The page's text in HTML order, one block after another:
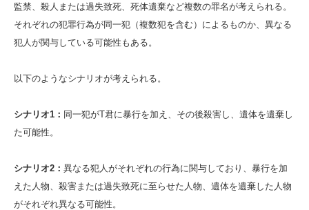
監禁、殺人または過失致死、死体遺棄など複数の罪名が考えられる。
それぞれの犯罪行為が同一犯（複数犯を含む）によるものか、異なる
犯人が関与している可能性もある。
以下のようなシナリオが考えられる。
シナリオ1： 同一犯がT君に暴行を加え、その後殺害し、遺体を遺棄し
た可能性。
シナリオ2： 異なる犯人がそれぞれの行為に関与しており、暴行を加
えた人物、殺害または過失致死に至らせた人物、遺体を遺棄した人物
がそれぞれ異なる可能性。